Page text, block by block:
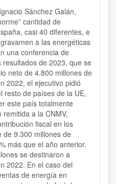
Sánchez Galán,
cantidad de
casi 40 diferentes, e
a las energéticas
una conferencia de
de 2023, que se
neto de 4.800 millones de
2022, el ejecutivo pidió
resto de países de la UE,
este país totalmente
remitida a la CNMV,
fiscal en los
de 9.300 millones de
más que el año anterior.
se destinaron a
2022. En el caso del
de energía en